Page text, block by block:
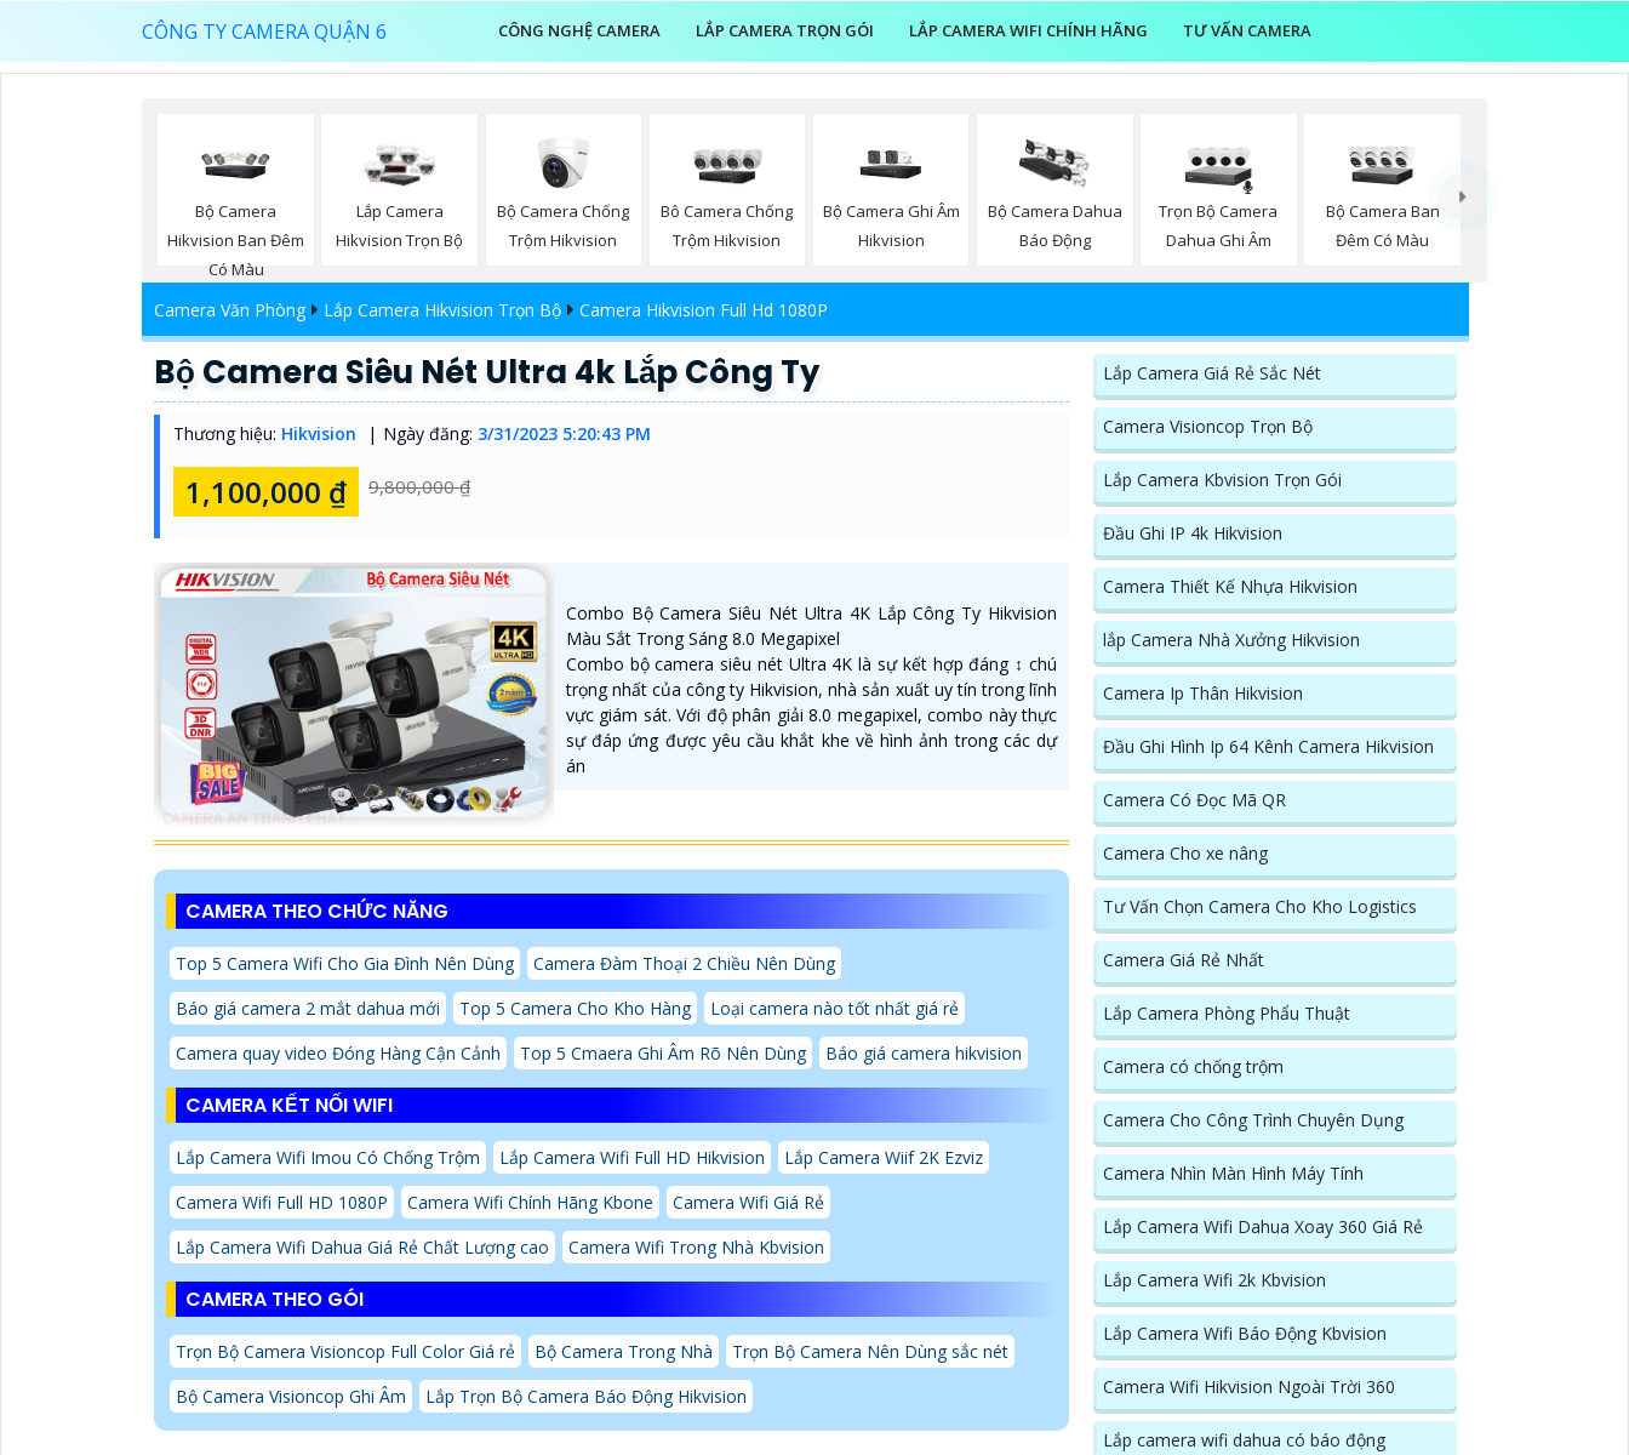
CÔNG TY CAMERA QUẬN 6 CÔNG NGHỆ CAMERA LẮP CAMERA TRỌN GÓI LẮP CAMERA WIFI CHÍNH HÃNG TƯ VẤN CAMERA
Bộ Camera
Hikvision Ban Đêm
Có Màu
Lắp Camera
Hikvision Trọn Bộ
Bộ Camera Chống
Trộm Hikvision
Bô Camera Chống
Trộm Hikvision
Bộ Camera Ghi Âm
Hikvision
Bộ Camera Dahua
Báo Động
Trọn Bộ Camera
Dahua Ghi Âm
Bộ Camera Ban
Đêm Có Màu
Camera Văn Phòng Lắp Camera Hikvision Trọn Bộ Camera Hikvision Full Hd 1080P
Bộ Camera Siêu Nét Ultra 4k Lắp Công Ty
Thương hiệu: Hikvision Ngày đăng: 3/31/2023 5:20:43 PM
1,100,000 ₫ 9,800,000 ₫
Combo Bộ Camera Siêu Nét Ultra 4K Lắp Công Ty Hikvision
Màu Sắt Trong Sáng 8.0 Megapixel
Combo bộ camera siêu nét Ultra 4K là sự kết hợp đáng ↕️ chú
trọng nhất của công ty Hikvision, nhà sản xuất uy tín trong lĩnh
vực giám sát. Với độ phân giải 8.0 megapixel, combo này thực
sự đáp ứng được yêu cầu khắt khe về hình ảnh trong các dự
án
CAMERA THEO CHỨC NĂNG
Top 5 Camera Wifi Cho Gia Đình Nên Dùng
Camera Đàm Thoại 2 Chiều Nên Dùng
Báo giá camera 2 mắt dahua mới
Top 5 Camera Cho Kho Hàng
Loại camera nào tốt nhất giá rẻ
Camera quay video Đóng Hàng Cận Cảnh
Top 5 Cmaera Ghi Âm Rõ Nên Dùng Báo giá camera hikvision
CAMERA KẾT NỐI WIFI
Lắp Camera Wifi Imou Có Chống Trộm Lắp Camera Wifi Full HD Hikvision
Lắp Camera Wiif 2K Ezviz
Camera Wifi Full HD 1080P
Camera Wifi Chính Hãng Kbone
Camera Wifi Giá Rẻ
Lắp Camera Wifi Dahua Giá Rẻ Chất Lượng cao
Camera Wifi Trong Nhà Kbvision
CAMERA THEO GÓI
Trọn Bộ Camera Visioncop Full Color Giá rẻ Bộ Camera Trong Nhà
Trọn Bộ Camera Nên Dùng sắc nét
Bộ Camera Visioncop Ghi Âm
Lắp Trọn Bộ Camera Báo Động Hikvision
Lắp Camera Giá Rẻ Sắc Nét
Camera Visioncop Trọn Bộ
Lắp Camera Kbvision Trọn Gói
Đầu Ghi IP 4k Hikvision
Camera Thiết Kế Nhựa Hikvision
lắp Camera Nhà Xưởng Hikvision
Camera Ip Thân Hikvision
Đầu Ghi Hình Ip 64 Kênh Camera Hikvision
Camera Có Đọc Mã QR
Camera Cho xe nâng
Tư Vấn Chọn Camera Cho Kho Logistics
Camera Giá Rẻ Nhất
Lắp Camera Phòng Phẩu Thuật
Camera có chống trộm
Camera Cho Công Trình Chuyên Dụng
Camera Nhìn Màn Hình Máy Tính
Lắp Camera Wifi Dahua Xoay 360 Giá Rẻ
Lắp Camera Wifi 2k Kbvision
Lắp Camera Wifi Báo Động Kbvision
Camera Wifi Hikvision Ngoài Trời 360
Lắp camera wifi dahua có báo động